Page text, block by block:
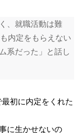
、就職活動は難
内定をもらえない
系だった」と話し
初に内定をくれた
に生かせないの